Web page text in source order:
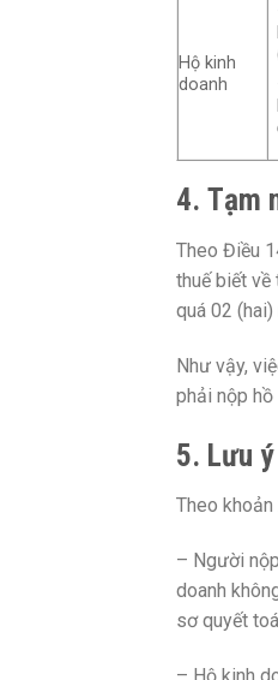
Hộ kinh
doanh
4. Tạm
Theo Điều
thuế biết về
quá 02
Như vậy,
phải nộp
5. Lưu
Theo
– Người
doanh
sơ quyết